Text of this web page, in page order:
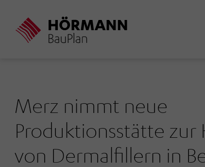
Inhalt
Merz nimmt neue
Produktionsstätte zur
von Dermalfillern in